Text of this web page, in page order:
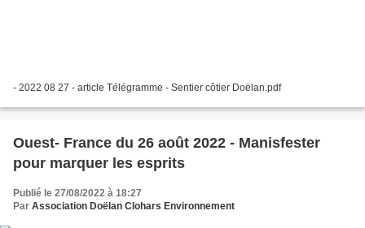
- 2022 08 27 - article Télégramme - Sentier côtier Doëlan.pdf
Ouest- France du 26 août 2022 - Manisfester
pour marquer les esprits
Publié le 27/08/2022 à 18:27
Par Association Doëlan Clohars Environnement